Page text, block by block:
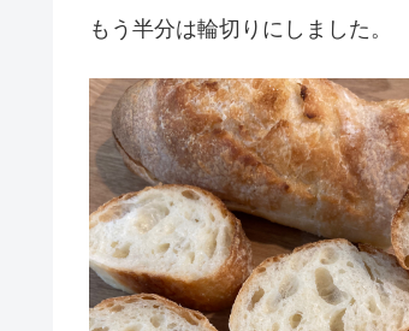
もう半分は輪切りにしました。